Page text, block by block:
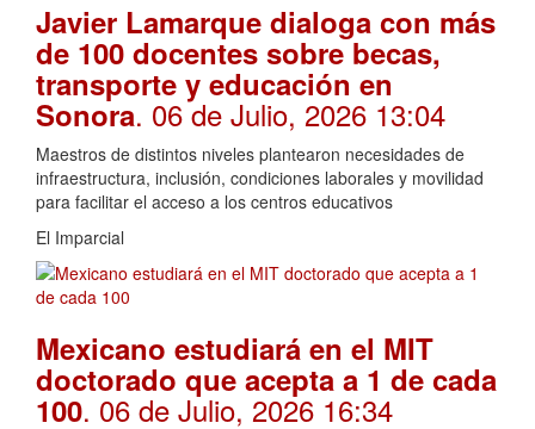
Javier Lamarque dialoga con más
de 100 docentes sobre becas,
transporte y educación en
Sonora. 06 de Julio, 2026 13:04
Maestros de distintos niveles plantearon necesidades de
infraestructura, inclusión, condiciones laborales y movilidad
para facilitar el acceso a los centros educativos
El Imparcial
Mexicano estudiará en el MIT
doctorado que acepta a 1 de cada
100. 06 de Julio, 2026 16:34